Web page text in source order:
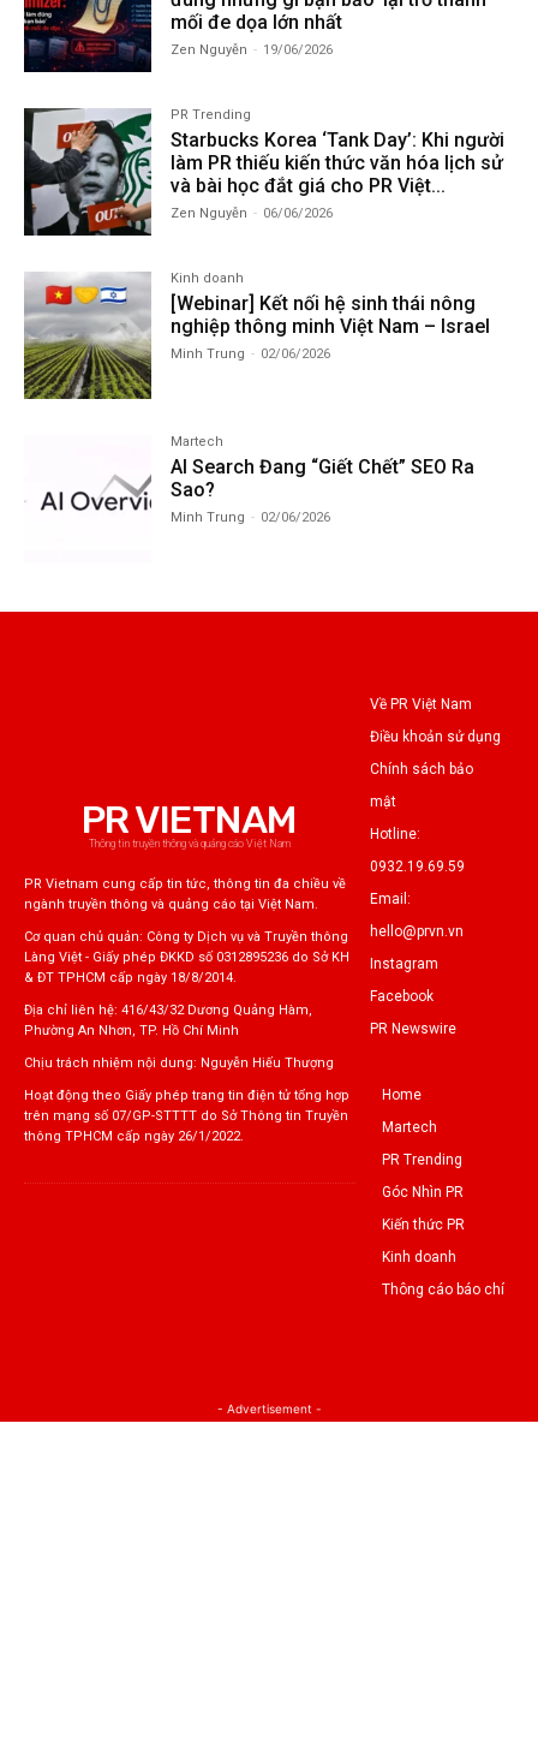
mối đe dọa lớn nhất
Zen Nguyễn - 19/06/2026
PR Trending
Starbucks Korea ‘Tank Day’: Khi người
làm PR thiếu kiến thức văn hóa lịch sử
và bài học đắt giá cho PR Việt...
Zen Nguyễn - 06/06/2026
Kinh doanh
[Webinar] Kết nối hệ sinh thái nông
nghiệp thông minh Việt Nam – Israel
Minh Trung - 02/06/2026
Martech
AI Search Đang “Giết Chết” SEO Ra
Sao?
Minh Trung - 02/06/2026
PR VIETNAM
Thông tin truyền thông và quảng cáo Việt Nam
PR Vietnam cung cấp tin tức, thông tin đa chiều về
ngành truyền thông và quảng cáo tại Việt Nam.
Cơ quan chủ quản: Công ty Dịch vụ và Truyền thông
Làng Việt - Giấy phép ĐKKD số 0312895236 do Sở KH
& ĐT TPHCM cấp ngày 18/8/2014.
Địa chỉ liên hệ: 416/43/32 Dương Quảng Hàm,
Phường An Nhơn, TP. Hồ Chí Minh
Chịu trách nhiệm nội dung: Nguyễn Hiếu Thượng
Hoạt động theo Giấy phép trang tin điện tử tổng hợp
trên mạng số 07/GP-STTTT do Sở Thông tin Truyền
thông TPHCM cấp ngày 26/1/2022.
Về PR Việt Nam
Điều khoản sử dụng
Chính sách bảo
mật
Hotline:
0932.19.69.59
Email:
hello@prvn.vn
Instagram
Facebook
PR Newswire
Home
Martech
PR Trending
Góc Nhìn PR
Kiến thức PR
Kinh doanh
Thông cáo báo chí
- Advertisement -